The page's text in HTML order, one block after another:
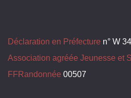
Déclaration en Préfecture n° W
Association agréée Jeunesse et
FFRandonnée 00507